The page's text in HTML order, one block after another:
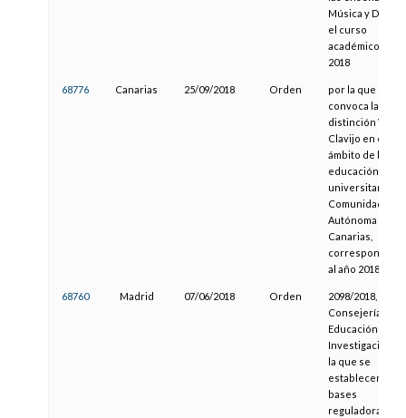
Música y Danza
el curso
académico 2017-
2018
68776 Canarias 25/09/2018 Orden
por la que se
convoca la
distinción Viera
Clavijo en el
ámbito de la
educación no
universitaria de
Comunidad
Autónoma de
Canarias,
al año 2018
68760 Madrid 07/06/2018 Orden
2098/2018, de la
Consejería de
Educación e
Investigación,
la que se
establecen las
bases
reguladoras y